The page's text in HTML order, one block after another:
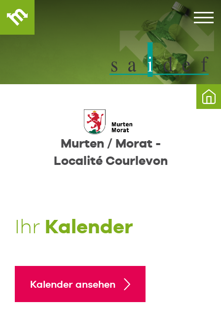
Murten / Morat -
Localité Courlevon
Ihr Kalender
Kalender ansehen